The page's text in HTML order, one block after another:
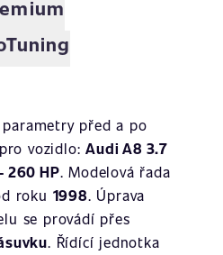
před a po
pro vozidlo:Audi A8 3.7
260 HP. Modelová řada
roku 1998. Úprava
se provádí přes
. Řídící jednotka